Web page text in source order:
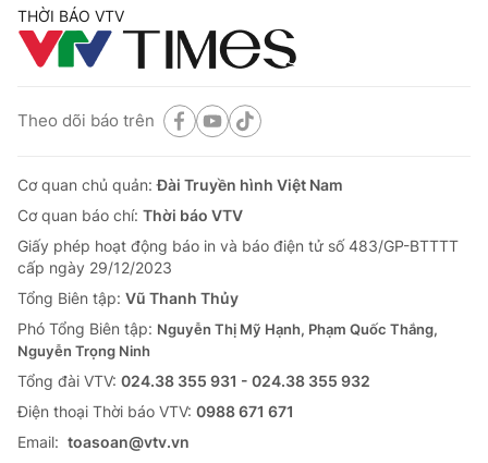
THỜI BÁO VTV
Theo dõi báo trên
Cơ quan chủ quản:Đài Truyền hình Việt Nam
Cơ quan báo chí: Thời báo VTV
Giấy phép hoạt động báo in và báo điện tử số 483/GP-BTTTT
cấp ngày 29/12/2023
Tổng Biên tập: Vũ Thanh Thủy
Phó Tổng Biên tập: Nguyễn Thị Mỹ Hạnh, Phạm Quốc Thắng,
Nguyễn Trọng Ninh
Tổng đài VTV: 024.38 355 931 - 024.38 355 932
Ðiện thoại Thời báo VTV: 0988 671 671
Email: toasoan@vtv.vn